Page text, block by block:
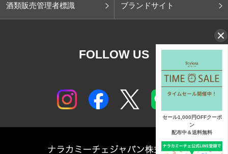
酒類販売管理者標識 ブランドサイト
FOLLOW US
セール1,000円OFFクーポ
ン
配布中＆送料無料